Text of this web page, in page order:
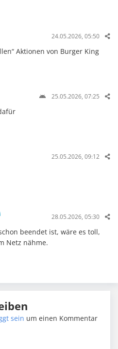
24.05.2026, 05:50
Aktionen von Burger King
25.05.2026, 07:25
25.05.2026, 09:12
28.05.2026, 05:30
beendet ist, wäre es toll,
Netz nähme.
sein um einen Kommentar